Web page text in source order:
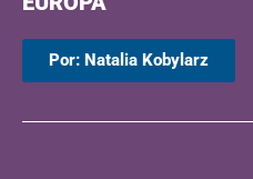
Por: Natalia Kobylarz